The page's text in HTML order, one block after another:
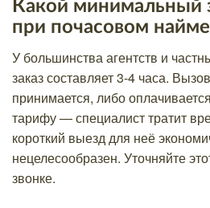
Какой минимальный
при почасовом
У большинства агентств и
заказ составляет 3-4 часа.
принимается, либо
тарифу — специалист тратит
короткий выезд для неё
нецелесообразен. Уточняйте
звонке.